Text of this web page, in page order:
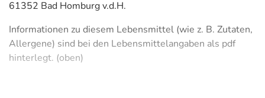
61352 Bad Homburg v.d.H.
Informationen zu diesem Lebensmittel (wie z. B. Zutaten,
Allergene) sind bei den Lebensmittelangaben als pdf
hinterlegt. (oben)